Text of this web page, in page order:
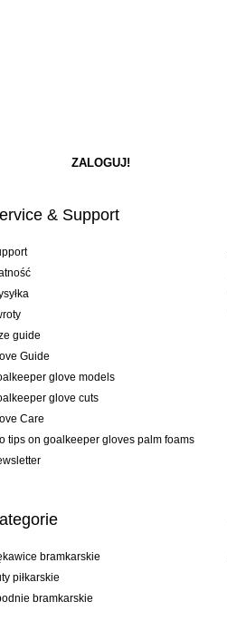
& Support
guide
Guide
glove models
glove cuts
Care
tips on goalkeeper gloves palm foams
bramkarskie
piłkarskie
bramkarskie